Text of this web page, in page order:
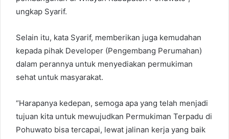
ungkap Syarif.
Selain itu, kata Syarif, memberikan juga kemudahan
kepada pihak Developer (Pengembang Perumahan)
dalam perannya untuk menyediakan permukiman
sehat untuk masyarakat.
“Harapanya kedepan, semoga apa yang telah menjadi
tujuan kita untuk mewujudkan Permukiman Terpadu di
Pohuwato bisa tercapai, lewat jalinan kerja yang baik